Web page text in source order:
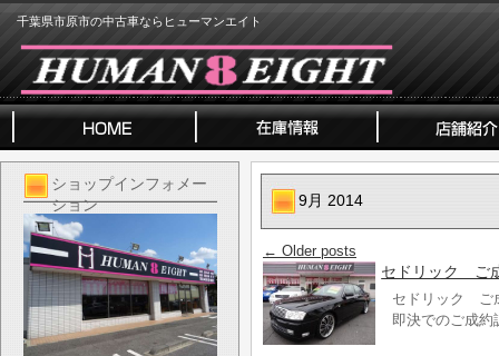
千葉県市原市の中古車ならヒューマンエイト
ショップインフォメー
ション
9月 2014
← Older posts
セドリック ご
セドリック ご
即決でのご成